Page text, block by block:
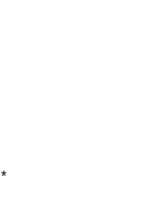
*Erforderlich